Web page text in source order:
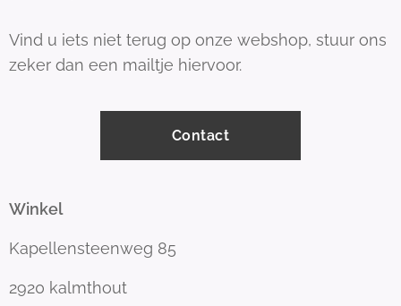
Vind u iets niet terug op onze webshop, stuur ons
zeker dan een mailtje hiervoor.
Contact
Winkel
Kapellensteenweg 85
2920 kalmthout